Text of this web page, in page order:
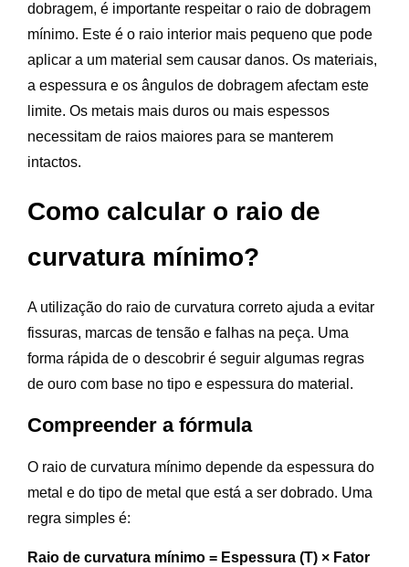
dobragem, é importante respeitar o raio de dobragem
mínimo. Este é o raio interior mais pequeno que pode
aplicar a um material sem causar danos. Os materiais,
a espessura e os ângulos de dobragem afectam este
limite. Os metais mais duros ou mais espessos
necessitam de raios maiores para se manterem
intactos.
Como calcular o raio de
curvatura mínimo?
A utilização do raio de curvatura correto ajuda a evitar
fissuras, marcas de tensão e falhas na peça. Uma
forma rápida de o descobrir é seguir algumas regras
de ouro com base no tipo e espessura do material.
Compreender a fórmula
O raio de curvatura mínimo depende da espessura do
metal e do tipo de metal que está a ser dobrado. Uma
regra simples é:
Raio de curvatura mínimo = Espessura (T) × Fator